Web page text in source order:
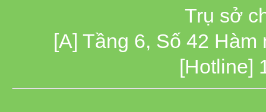
Trụ sở
[A] Tầng 6, Số 42
[Hotline]